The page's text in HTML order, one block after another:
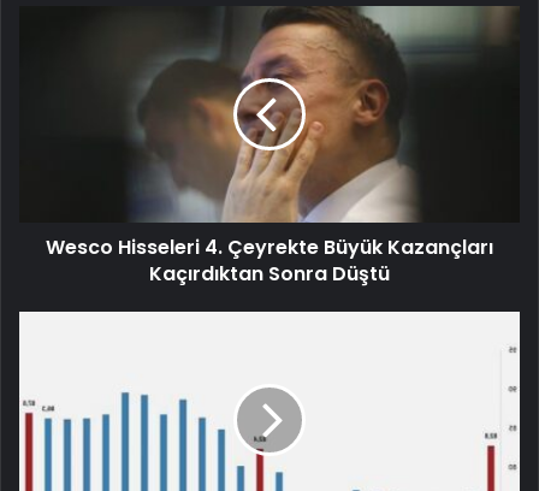
Wesco Hisseleri 4. Çeyrekte Büyük Kazançları
Kaçırdıktan Sonra Düştü